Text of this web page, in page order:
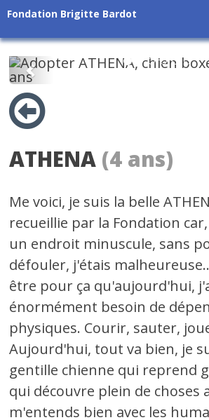
Fondation Brigitte Bardot
Précédent
ATHENA (4 ans)
Me voici, je suis la belle
recueillie par la Fondation
un endroit minuscule, sans
défouler, j'étais
être pour ça qu'aujourd'hui,
énormément besoin de
physiques. Courir, sauter,
Aujourd'hui, tout va bien, je
gentille chienne qui reprend
qui découvre plein de choses
m'entends bien avec les